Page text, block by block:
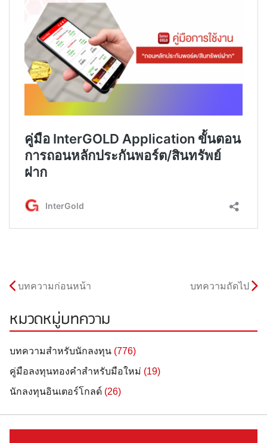
บทความก่อนหน้า บทความถัดไป
หมวดหมู่บทความ
บทความสำหรับนักลงทุน (776)
คู่มือลงทุนทองคำสำหรับมือใหม่ (19)
นักลงทุนอินเตอร์โกลด์ (26)